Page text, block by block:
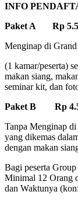
INFO
Paket A Rp
Menginap di
(1 kamar/peserta)
makan siang,
seminar kit, dan
Paket B Rp
Tanpa Menginap
yang dikemas
dengan makan
Bagi peserta
Minimal 12 Orang
dan Waktunya